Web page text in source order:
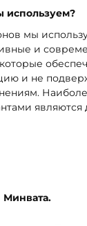
используем?
мы
и
и не
являются
Минвата.